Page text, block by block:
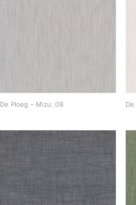
De Ploeg – Mizu: 08
De Ploeg – Mizu: 47